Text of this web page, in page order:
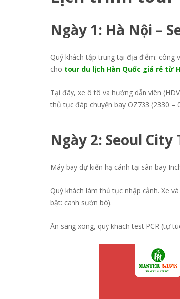
Ngày 1: Hà Nội –
Quý khách tập trung tại địa điểm: công
cho tour du lịch Hàn Quốc giá rẻ từ
Tại đây, xe ô tô và hướng dẫn viên
thủ tục đáp chuyến bay OZ733 (2330 –
Ngày 2: Seoul
Máy bay dự kiến hạ cánh tại sân bay
Quý khách làm thủ tục nhập cảnh. Xe
bật: canh sườn bò).
Ăn sáng xong, quý khách test PCR (tự